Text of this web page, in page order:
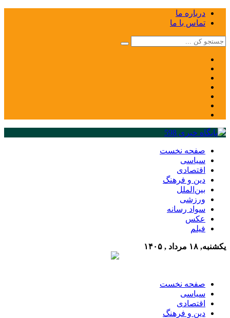
درباره ما
تماس با ما
صفحه نخست
سیاسی
اقتصادی
دین و فرهنگ
بین‌الملل
ورزشی
سواد رسانه
عکس
فیلم
یکشنبه, ۱۸ مرداد , ۱۴۰۵
صفحه نخست
سیاسی
اقتصادی
دین و فرهنگ